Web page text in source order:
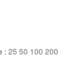
: 25 50 100 200